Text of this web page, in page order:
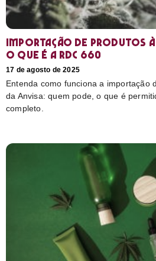
Importação de produtos à
o que é a RDC 660
17 de agosto de 2025
Entenda como funciona a importação
da Anvisa: quem pode, o que é
completo.